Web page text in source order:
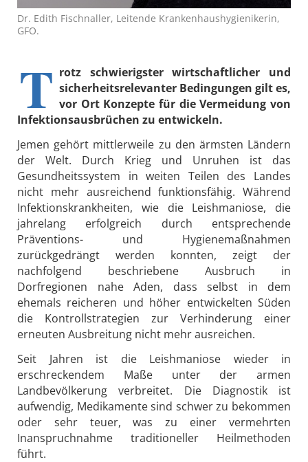
Dr. Edith Fischnaller, Leitende Krankenhaushygienikerin,
GFO.
T rotz schwierigster wirtschaftlicher und
sicherheitsrelevanter Bedingungen gilt es,
vor Ort Konzepte für die Vermeidung von
Infektionsausbrüchen zu entwickeln.
Jemen gehört mittlerweile zu den ärmsten Ländern
der Welt. Durch Krieg und Unruhen ist das
Gesundheitssystem in weiten Teilen des Landes
nicht mehr ausreichend funktionsfähig. Während
Infektionskrankheiten, wie die Leishmaniose, die
jahrelang erfolgreich durch entsprechende
Präventions- und Hygienemaßnahmen
zurückgedrängt werden konnten, zeigt der
nachfolgend beschriebene Ausbruch in
Dorfregionen nahe Aden, dass selbst in dem
ehemals reicheren und höher entwickelten Süden
die Kontrollstrategien zur Verhinderung einer
erneuten Ausbreitung nicht mehr ausreichen.
Seit Jahren ist die Leishmaniose wieder in
erschreckendem Maße unter der armen
Landbevölkerung verbreitet. Die Diagnostik ist
aufwendig, Medikamente sind schwer zu bekommen
oder sehr teuer, was zu einer vermehrten
Inanspruchnahme traditioneller Heilmethoden
führt.